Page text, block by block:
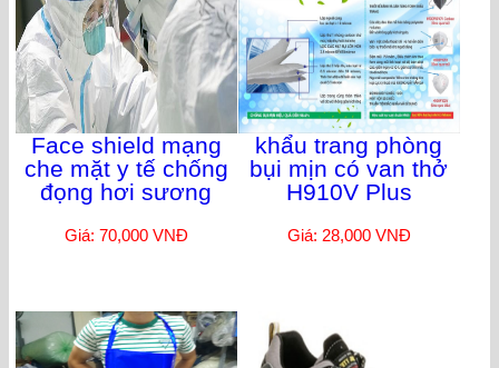
Face shield mạng
che mặt y tế chống
đọng hơi sương
Giá: 70,000 VNĐ
khẩu trang phòng
bụi mịn có van thở
H910V Plus
Giá: 28,000 VNĐ